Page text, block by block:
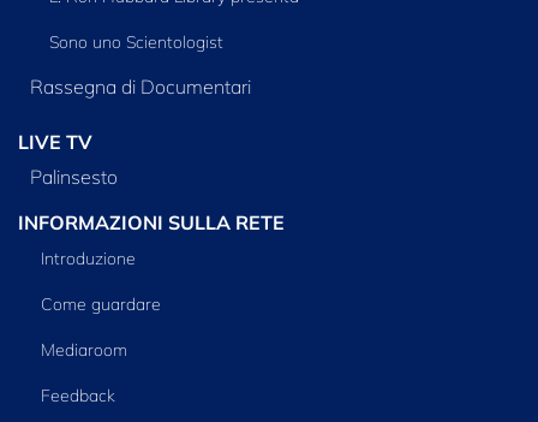
Sono uno Scientologist
Rassegna di Documentari
LIVE TV
Palinsesto
INFORMAZIONI SULLA RETE
Introduzione
Come guardare
Mediaroom
Feedback